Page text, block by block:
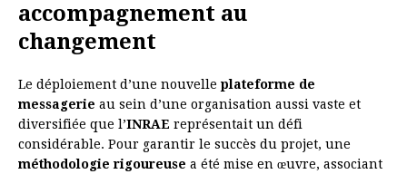
accompagnement au
changement
Le déploiement d’une nouvelle plateforme de
messagerie au sein d’une organisation aussi vaste et
diversifiée que l’INRAE représentait un défi
considérable. Pour garantir le succès du projet, une
méthodologie rigoureuse a été mise en œuvre, associant